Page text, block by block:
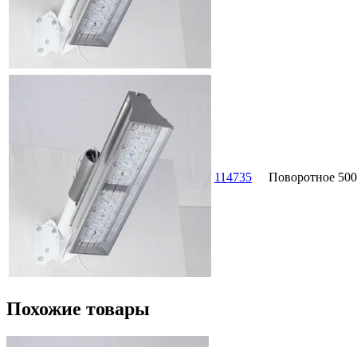
114735 Поворотное
Похожие товары